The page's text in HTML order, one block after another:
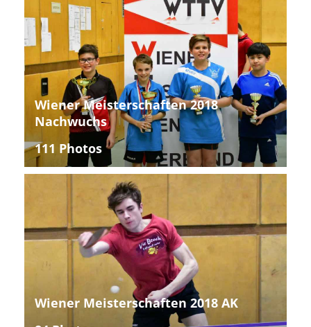
Wiener Meisterschaften 2018
Nachwuchs
111 Photos
Wiener Meisterschaften 2018 AK